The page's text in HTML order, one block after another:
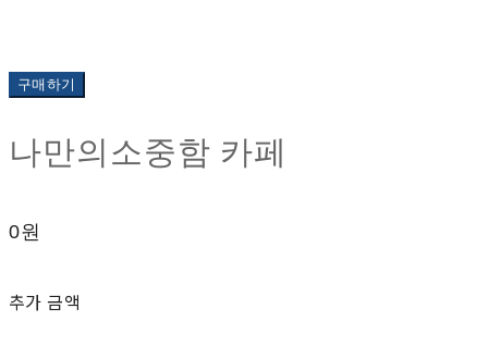
구매하기
나만의소중함 카페
0원
추가 금액